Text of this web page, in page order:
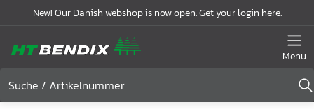
New! Our Danish webshop is now open. Get your login here.
Menu